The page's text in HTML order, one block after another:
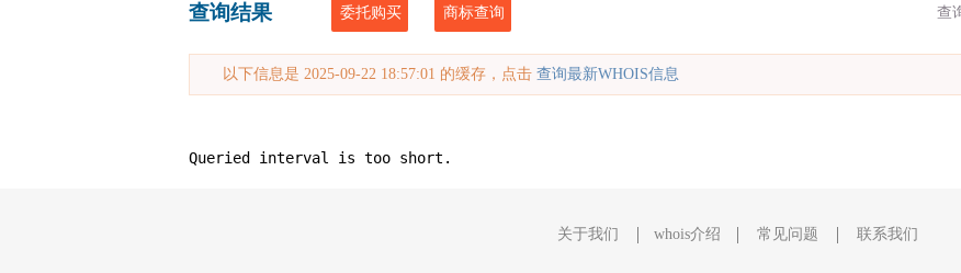
查询结果 委托购买 商标查询 查
以下信息是 2025-09-22 18:57:01 的缓存，点击 查询最新WHOIS信息
关于我们 whois介绍 常见问题 联系我们